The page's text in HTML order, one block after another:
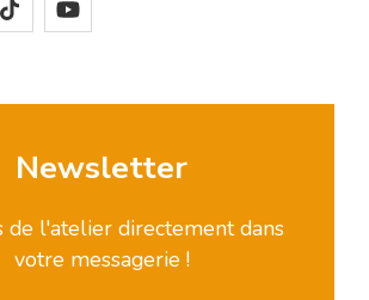
Newsletter
de l'atelier directement dans
votre messagerie !